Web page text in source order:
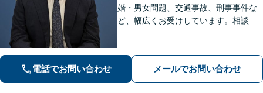
婚・男女問題、交通事故、刑事事件な
ど、幅広くお受けしています。相談者
を心がけています。ぜひご相談くださ
い。【休日・夜間面談可】【WEB面談
可】
電話でお問い合わせ メールでお問い合わせ